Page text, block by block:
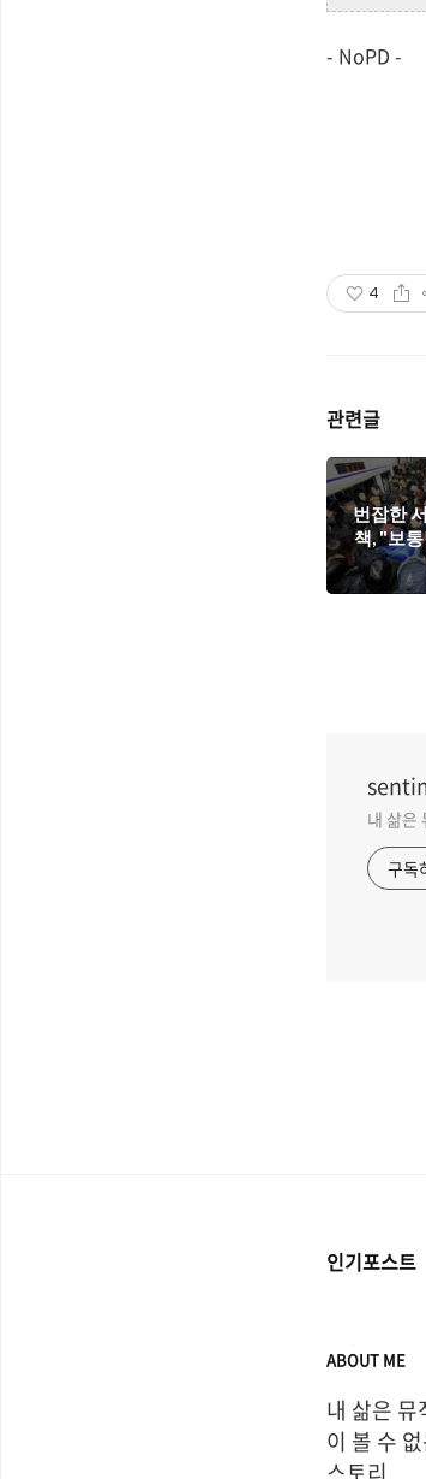
- NoPD -
4
관련글
번잡한
책, "보
책" (
내 삶은
구독
인기포스트
ABOUT ME
내 삶은 뮤
이 볼 수
스토리